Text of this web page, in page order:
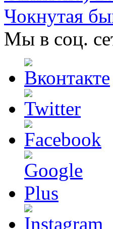
Чокнутая
Мы в соц.